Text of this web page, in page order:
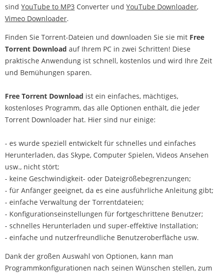
sind YouTube to MP3 Converter und YouTube Downloader,
Vimeo Downloader.
Finden Sie Torrent-Dateien und downloaden Sie sie mit Free
Torrent Download auf Ihrem PC in zwei Schritten! Diese
praktische Anwendung ist schnell, kostenlos und wird Ihre Zeit
und Bemühungen sparen.
Free Torrent Download ist ein einfaches, mächtiges,
kostenloses Programm, das alle Optionen enthält, die jeder
Torrent Downloader hat. Hier sind nur einige:
- es wurde speziell entwickelt für schnelles und einfaches
Herunterladen, das Skype, Computer Spielen, Videos Ansehen
usw., nicht stört;
- keine Geschwindigkeit- oder Dateigrößebegrenzungen;
- für Anfänger geeignet, da es eine ausführliche Anleitung gibt;
- einfache Verwaltung der Torrentdateien;
- Konfigurationseinstellungen für fortgeschrittene Benutzer;
- schnelles Herunterladen und super-effektive Installation;
- einfache und nutzerfreundliche Benutzeroberfläche usw.
Dank der großen Auswahl von Optionen, kann man
Programmkonfigurationen nach seinen Wünschen stellen, zum